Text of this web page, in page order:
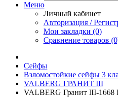
Меню
Личный кабинет
Авторизация /
Мои закладки (0)
Сравнение товаров
Сейфы
Взломостойкие сейфы 3
VALBERG ГРАНИТ III
VALBERG Гранит III-1668